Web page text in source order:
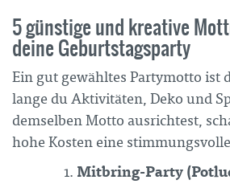
5 günstige und kreative
deine Geburtstagsparty
Ein gut gewähltes Partymotto ist
lange du Aktivitäten, Deko und
demselben Motto ausrichtest,
hohe Kosten eine
Mitbring-Party